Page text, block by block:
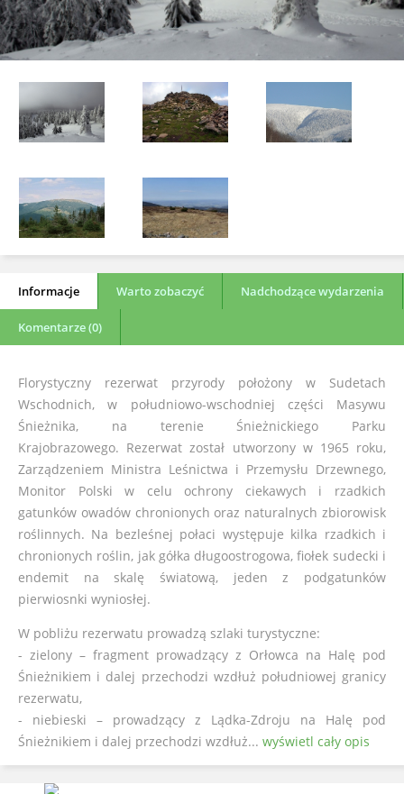
Informacje Warto zobaczyć Nadchodzące wydarzenia
Komentarze (0)
Florystyczny rezerwat przyrody położony w Sudetach
Wschodnich, w południowo-wschodniej części Masywu
Śnieżnika, na terenie Śnieżnickiego Parku
Krajobrazowego. Rezerwat został utworzony w 1965 roku,
Zarządzeniem Ministra Leśnictwa i Przemysłu Drzewnego,
Monitor Polski w celu ochrony ciekawych i rzadkich
gatunków owadów chronionych oraz naturalnych zbiorowisk
roślinnych. Na bezleśnej połaci występuje kilka rzadkich i
chronionych roślin, jak gółka długoostrogowa, fiołek sudecki i
endemit na skalę światową, jeden z podgatunków
pierwiosnki wyniosłej.
W pobliżu rezerwatu prowadzą szlaki turystyczne:
- zielony – fragment prowadzący z Orłowca na Halę pod
Śnieżnikiem i dalej przechodzi wzdłuż południowej granicy
rezerwatu,
- niebieski – prowadzący z Lądka-Zdroju na Halę pod
Śnieżnikiem i dalej przechodzi wzdłuż... wyświetl cały opis